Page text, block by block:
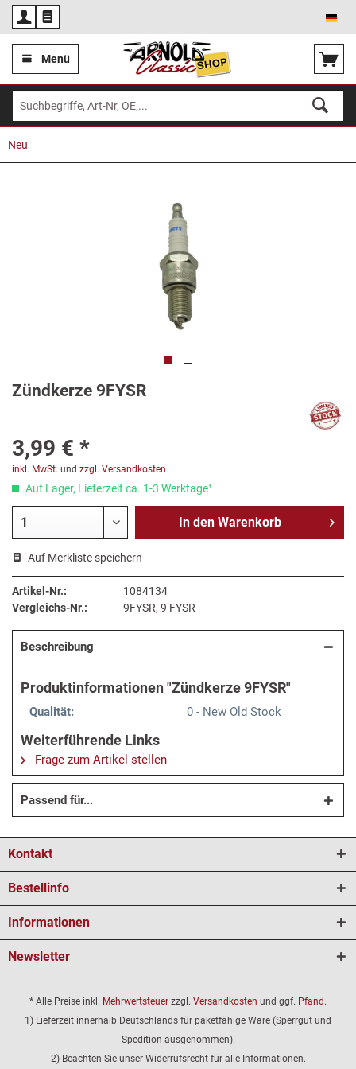
Menü
Neu
Zündkerze 9FYSR
3,99 € *
inkl. MwSt. und zzgl. Versandkosten
Auf Lager, Lieferzeit ca. 1-3 Werktage¹
In den Warenkorb
Auf Merkliste speichern
Artikel-Nr.:
1084134
Vergleichs-Nr.:
9FYSR, 9 FYSR
Beschreibung
Produktinformationen "Zündkerze 9FYSR"
Qualität: 0 - New Old Stock
Weiterführende Links
Frage zum Artikel stellen
Passend für...
Kontakt
Bestellinfo
Informationen
Newsletter
* Alle Preise inkl. Mehrwertsteuer zzgl. Versandkosten und ggf. Pfand.
1) Lieferzeit innerhalb Deutschlands für paketfähige Ware (Sperrgut und
Spedition ausgenommen).
2) Beachten Sie unser Widerrufsrecht für alle Informationen.